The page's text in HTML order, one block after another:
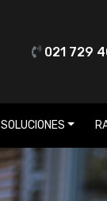
021 729
SOLUCIONES